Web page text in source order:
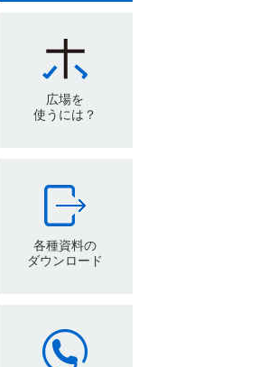
広場を
使うには？
各種資料の
ダウンロード